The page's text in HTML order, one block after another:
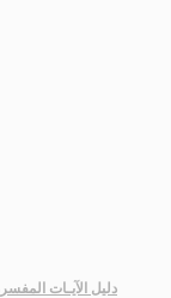
دليل الآيـات